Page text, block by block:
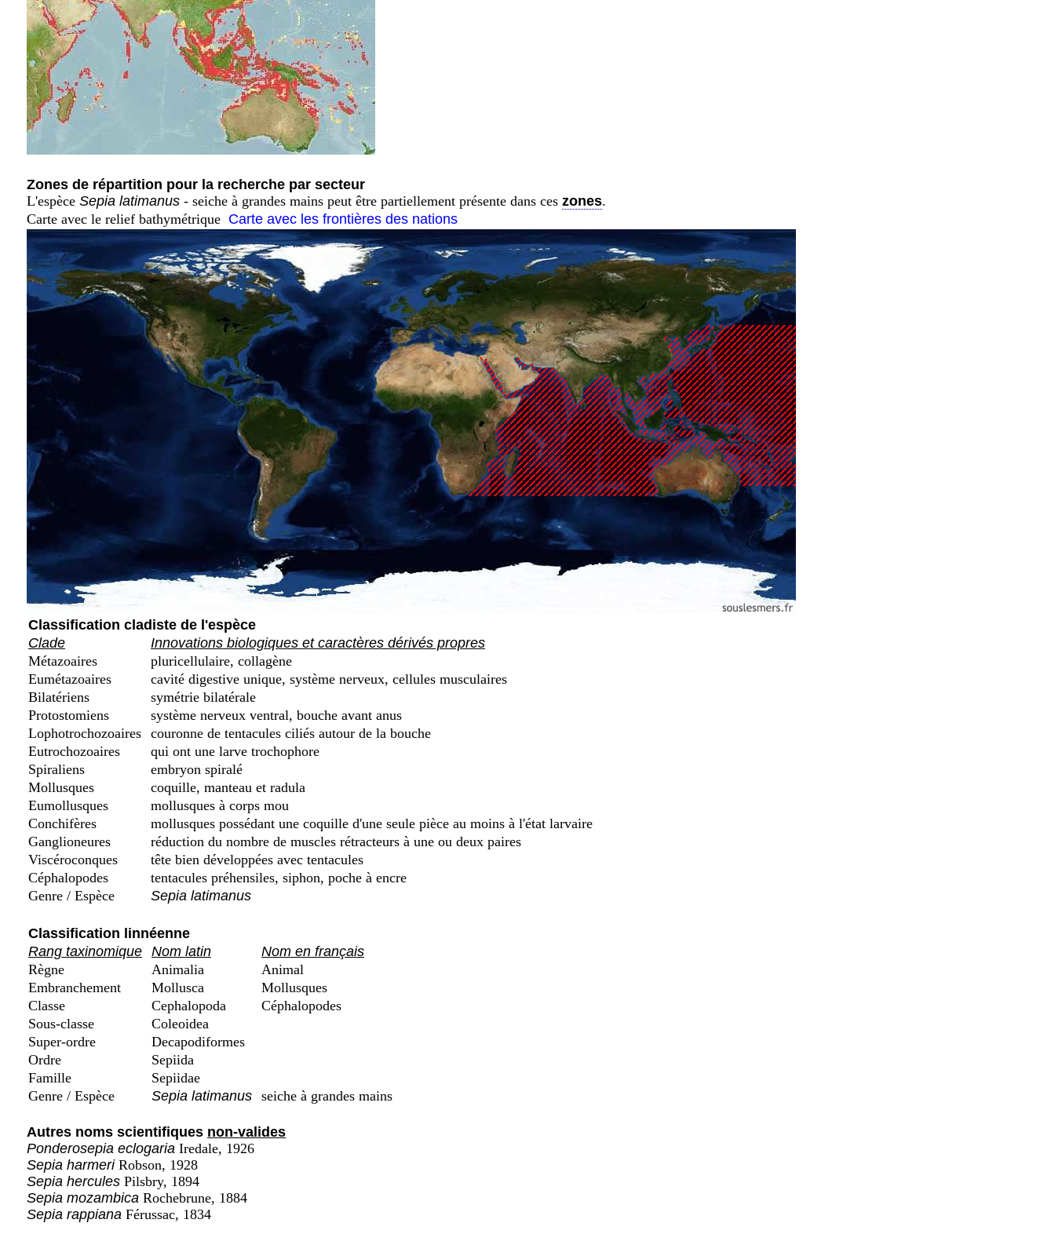
Zones de répartition pour la recherche par secteur
L'espèce Sepia latimanus - seiche à grandes mains peut être partiellement présente dans ces zones.
Carte avec le relief bathymétrique Carte avec les frontières des nations
Classification cladiste de l'espèce
Clade
Innovations biologiques et caractères dérivés propres
Métazoaires
pluricellulaire, collagène
Eumétazoaires
cavité digestive unique, système nerveux, cellules musculaires
Bilatériens
symétrie bilatérale
Protostomiens
système nerveux ventral, bouche avant anus
Lophotrochozoaires couronne de tentacules ciliés autour de la bouche
Eutrochozoaires
qui ont une larve trochophore
Spiraliens
embryon spiralé
Mollusques
coquille, manteau et radula
Eumollusques
mollusques à corps mou
Conchifères
mollusques possédant une coquille d'une seule pièce au moins à l'état larvaire
Ganglioneures
réduction du nombre de muscles rétracteurs à une ou deux paires
Viscéroconques
tête bien développées avec tentacules
Céphalopodes
tentacules préhensiles, siphon, poche à encre
Genre / Espèce
Sepia latimanus
Classification linnéenne
Rang taxinomique Nom latin
Nom en français
Règne
Animalia
Animal
Embranchement
Mollusca
Mollusques
Classe
Cephalopoda
Céphalopodes
Sous-classe
Coleoidea
Super-ordre
Decapodiformes
Ordre
Sepiida
Famille
Sepiidae
Genre / Espèce
Sepia latimanus seiche à grandes mains
Autres noms scientifiques non-valides
Ponderosepia eclogaria Iredale, 1926
Sepia harmeriRobson, 1928
Sepia hercules Pilsbry, 1894
Sepia mozambica Rochebrune, 1884
Sepia rappiana Férussac, 1834